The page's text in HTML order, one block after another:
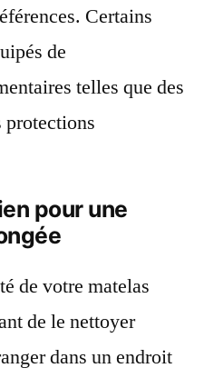
Certains
de
telles que des
protections
pour une
de votre matelas
de le nettoyer
dans un endroit